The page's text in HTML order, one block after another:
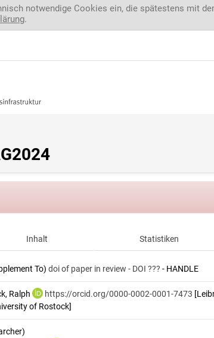
notwendige Cookies ein, die spätestens mit
.
Inhalt Statistiken
To) doi of paper in review - DOI ??? - HANDLE
Ralph https://orcid.org/0000-0002-0001-7473
of Rostock]